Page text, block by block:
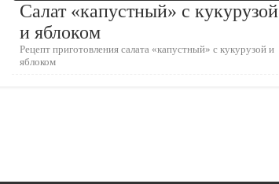
Салат «капустный» с кукурузой
и яблоком
Рецепт приготовления салата «капустный» с кукурузой и
яблоком